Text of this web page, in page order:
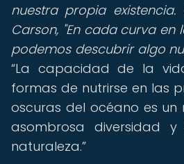
nuestra propia
Carson, "En cada curva en
podemos descubrir algo
La capacidad de la
formas de nutrirse en las
oscuras del océano es
asombrosa diversidad
naturaleza.